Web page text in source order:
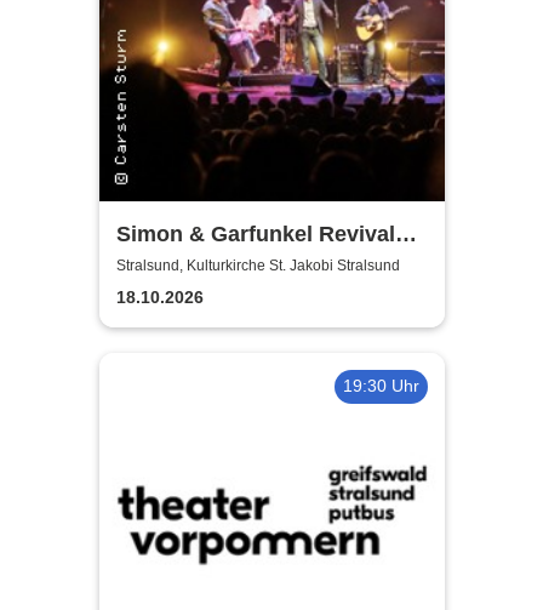
Simon & Garfunkel Revival
Band
Stralsund, Kulturkirche St. Jakobi Stralsund
18.10.2026
19:30 Uhr